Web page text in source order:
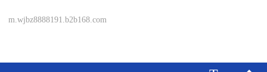
m.wjbz8888191.b2b168.com